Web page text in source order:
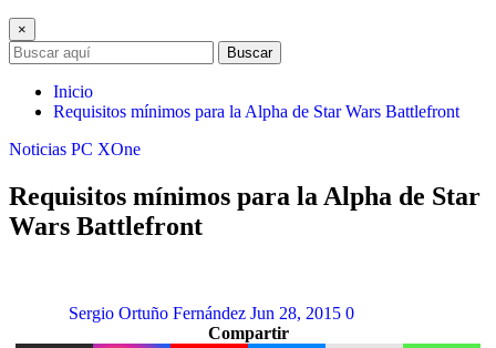
×
Buscar
Inicio
Requisitos mínimos para la Alpha de Star Wars Battlefront
Noticias PC XOne
Requisitos mínimos para la Alpha de Star
Wars Battlefront
Sergio Ortuño Fernández Jun 28, 2015 0
Compartir